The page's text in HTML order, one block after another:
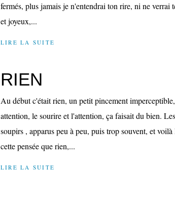
fermés, plus jamais je n'entendrai ton rire, ni ne verrai
et joyeux,...
LIRE LA SUITE
RIEN
Au début c'était rien, un petit pincement
attention, le sourire et l'attention, ça faisait du bien.
soupirs , apparus peu à peu, puis trop souvent, et
cette pensée que rien,...
LIRE LA SUITE